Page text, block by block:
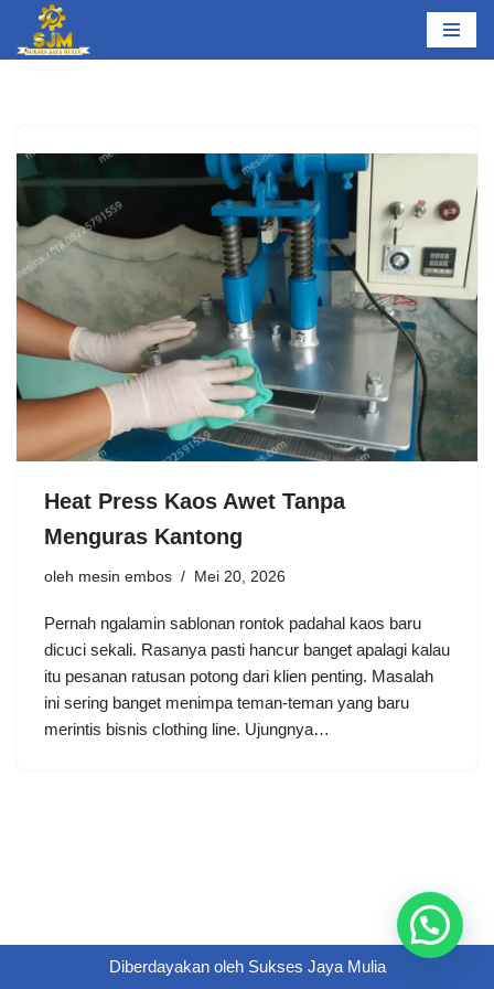
Lompat
Heat Press Kaos Awet Tanpa
Menguras Kantong
oleh mesin embos Mei 20, 2026
Pernah ngalamin sablonan rontok padahal kaos baru
dicuci sekali. Rasanya pasti hancur banget apalagi kalau
itu pesanan ratusan potong dari klien penting. Masalah
ini sering banget menimpa teman-teman yang baru
merintis bisnis clothing line. Ujungnya…
Diberdayakan oleh Sukses Jaya Mulia